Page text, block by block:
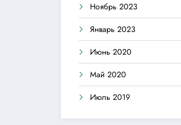
Ноябрь 2023
Январь 2023
Июнь 2020
Май 2020
Июль 2019